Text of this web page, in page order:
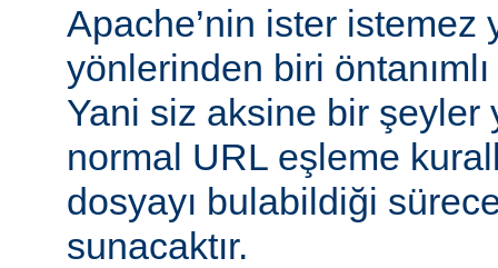
Apache’nin ister istemez
yönlerinden biri
Yani siz aksine bir şeyler
normal URL eşleme
dosyayı bulabildiği
sunacaktır.